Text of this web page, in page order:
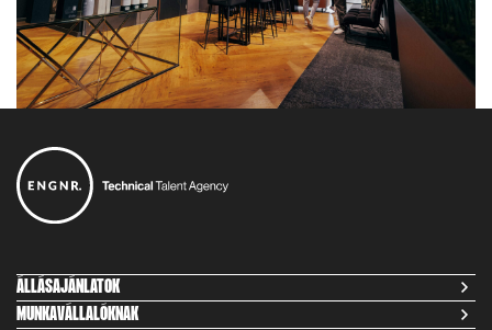
ÁLLÁSAJÁNLATOK
MUNKAVÁLLALÓKNAK